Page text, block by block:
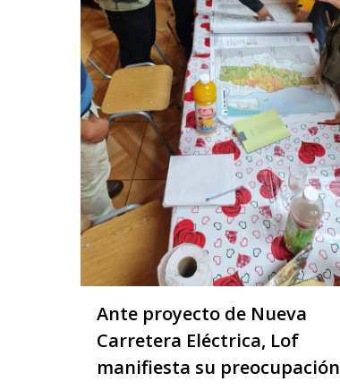
Ante proyecto de Nueva
Carretera Eléctrica, Lof
manifiesta su preocupación